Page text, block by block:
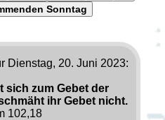
Sonntag
Dienstag, 20. Juni 2023:
sich zum Gebet der
ihr Gebet nicht.
102,18